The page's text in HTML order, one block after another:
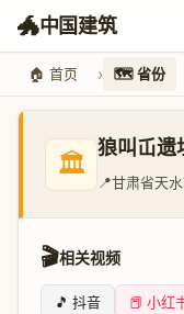
🐲中国建筑
🏠 首页 🗺️ 省份
🏛️ 狼叫屲遗
📍甘肃省天
🎬相关视频
🎵 抖音 📕 小红